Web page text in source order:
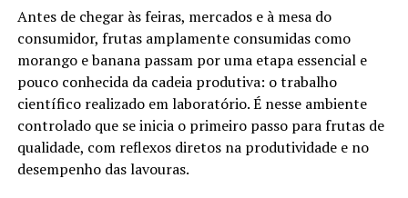
Antes de chegar às feiras, mercados e à mesa do
consumidor, frutas amplamente consumidas como
morango e banana passam por uma etapa essencial e
pouco conhecida da cadeia produtiva: o trabalho
científico realizado em laboratório. É nesse ambiente
controlado que se inicia o primeiro passo para frutas de
qualidade, com reflexos diretos na produtividade e no
desempenho das lavouras.